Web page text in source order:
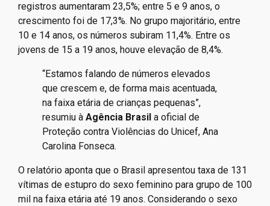
registros aumentaram 23,5%; entre 5 e 9 anos, o
crescimento foi de 17,3%. No grupo majoritário, entre
10 e 14 anos, os números subiram 11,4%. Entre os
jovens de 15 a 19 anos, houve elevação de 8,4%.
“Estamos falando de números elevados
que crescem e, de forma mais acentuada,
na faixa etária de crianças pequenas”,
resumiu à Agência Brasil a oficial de
Proteção contra Violências do Unicef, Ana
Carolina Fonseca.
O relatório aponta que o Brasil apresentou taxa de 131
vítimas de estupro do sexo feminino para grupo de 100
mil na faixa etária até 19 anos. Considerando o sexo